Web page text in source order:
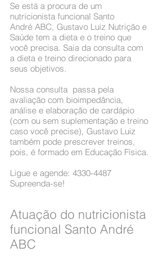
Se está a procura de um
nutricionista funcional Santo
André ABC, Gustavo Luiz Nutrição e
Saúde tem a dieta e o treino que
você precisa. Saia da consulta com
a dieta e treino direcionado para
seus objetivos.
Nossa consulta passa pela
avaliação com bioimpedância,
análise e elaboração de cardápio
(com ou sem suplementação e treino
caso você precise), Gustavo Luiz
também pode prescrever treinos,
pois, é formado em Educação Física.
Ligue e agende: 4330-4487
Supreenda-se!
Atuação do nutricionista
funcional Santo André
ABC